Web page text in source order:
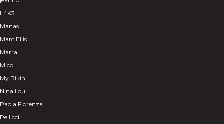
L4K3
Manas
Marc Ellis
Marra
Micol
My Bikini
Ninalilou
Paola Fiorenza
Pellicci